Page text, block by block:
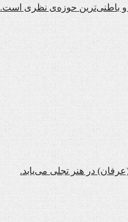
و باطنی‌ترین حوزه‌ی نظری است.
در هنر تجلی می‌یابد.